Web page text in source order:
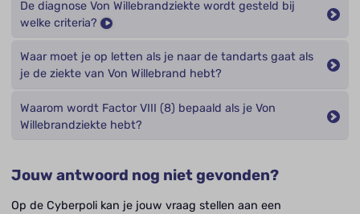
De diagnose Von Willebrandziekte wordt gesteld bij
welke criteria?
Waar moet je op letten als je naar de tandarts gaat als
je de ziekte van Von Willebrand hebt?
Waarom wordt Factor VIII (8) bepaald als je Von
Willebrandziekte hebt?
Jouw antwoord nog niet gevonden?
Op de Cyberpoli kan je jouw vraag stellen aan een